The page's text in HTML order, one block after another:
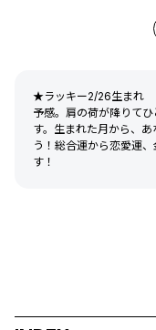
★ラッキー2/26生まれ
予感。肩の荷が降りて
す。生まれた月から、
う！総合運から恋愛運
す！